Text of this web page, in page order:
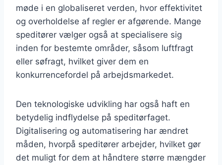
møde i en globaliseret verden, hvor effektivitet
og overholdelse af regler er afgørende. Mange
speditører vælger også at specialisere sig
inden for bestemte områder, såsom luftfragt
eller søfragt, hvilket giver dem en
konkurrencefordel på arbejdsmarkedet.
Den teknologiske udvikling har også haft en
betydelig indflydelse på speditørfaget.
Digitalisering og automatisering har ændret
måden, hvorpå speditører arbejder, hvilket gør
det muligt for dem at håndtere større mængder